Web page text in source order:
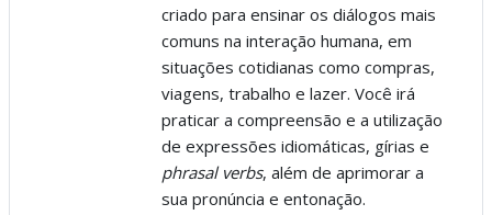
criado para ensinar os diálogos mais
comuns na interação humana, em
situações cotidianas como compras,
viagens, trabalho e lazer. Você irá
praticar a compreensão e a utilização
de expressões idiomáticas, gírias e
phrasal verbs, além de aprimorar a
sua pronúncia e entonação.